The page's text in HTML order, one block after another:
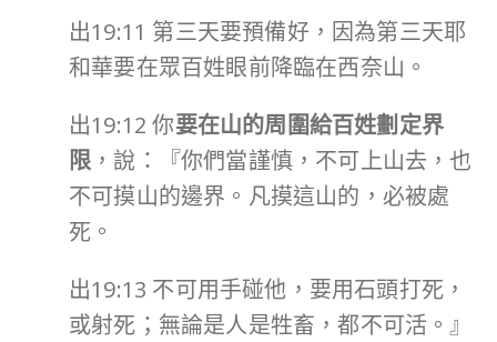
出19:11 第三天要預備好，因為第三天耶
和華要在眾百姓眼前降臨在西奈山。
出19:12 你要在山的周圍給百姓劃定界
限 ，說：『你們當謹慎，不可上山去，也
不可摸山的邊界。凡摸這山的，必被處
死。
出19:13 不可用手碰他，要用石頭打死，
或射死；無論是人是牲畜，都不可活。』